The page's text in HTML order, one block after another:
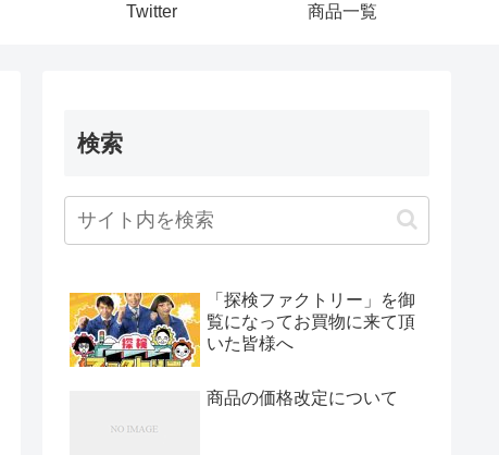
Twitter 商品一覧
検索
「探検ファクトリー」を御
覧になってお買物に来て頂
いた皆様へ
商品の価格改定について